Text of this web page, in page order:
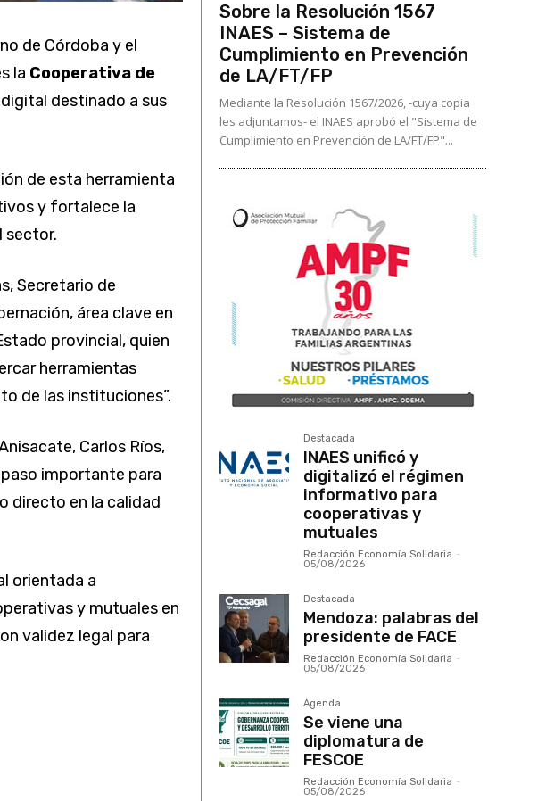
de Córdoba y el
la Cooperativa de
destinado a sus
de esta herramienta
y fortalece la
sector.
Secretario de
área clave en
provincial, quien
herramientas
de las instituciones”.
Carlos Ríos,
importante para
directo en la calidad
orientada a
y mutuales en
validez legal para
Sobre la Resolución 1567
INAES – Sistema de
Cumplimiento en Prevención
de LA/FT/FP
Mediante la Resolución 1567/2026, -cuya copia
les adjuntamos- el INAES aprobó el "Sistema de
Cumplimiento en Prevención de LA/FT/FP"...
Destacada
INAES unificó y
digitalizó el régimen
informativo para
cooperativas y
mutuales
Redacción Economía Solidaria -
05/08/2026
Destacada
Mendoza: palabras del
presidente de FACE
Redacción Economía Solidaria -
05/08/2026
Agenda
Se viene una
diplomatura de
FESCOE
Redacción Economía Solidaria -
05/08/2026